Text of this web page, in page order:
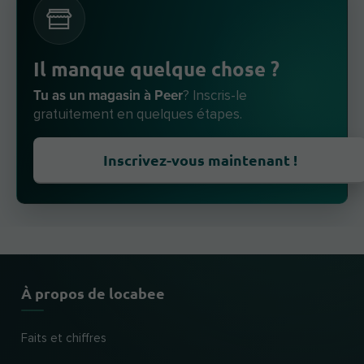
Il manque quelque chose ?
Tu as un magasin à Peer? Inscris-le
gratuitement en quelques étapes.
Inscrivez-vous maintenant !
À propos de locabee
Faits et chiffres